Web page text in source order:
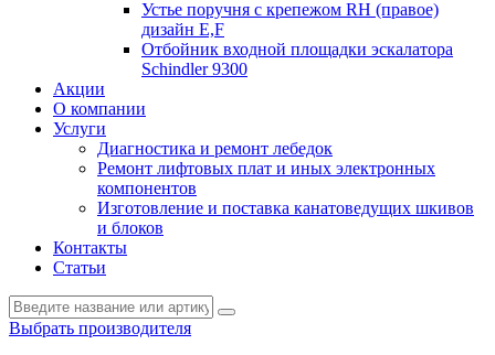
Устье поручня с крепежом RH (правое)
дизайн E,F
Отбойник входной площадки эскалатора
Schindler 9300
Акции
О компании
Услуги
Диагностика и ремонт лебедок
Ремонт лифтовых плат и иных электронных
компонентов
Изготовление и поставка канатоведущих шкивов
и блоков
Контакты
Статьи
Выбрать производителя